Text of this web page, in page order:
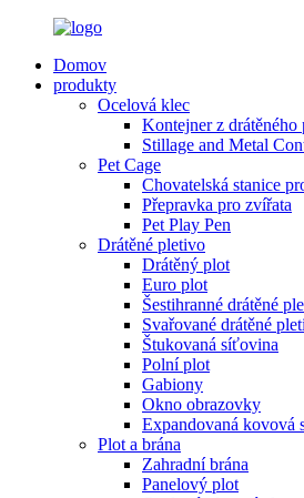
Domov
produkty
Ocelová klec
Kontejner z drátěného
Stillage and Metal
Pet Cage
Chovatelská stanice
Přepravka pro zvířata
Pet Play Pen
Drátěné pletivo
Drátěný plot
Euro plot
Šestihranné drátěné
Svařované drátěné
Štukovaná síťovina
Polní plot
Gabiony
Okno obrazovky
Expandovaná kovová
Plot a brána
Zahradní brána
Panelový plot